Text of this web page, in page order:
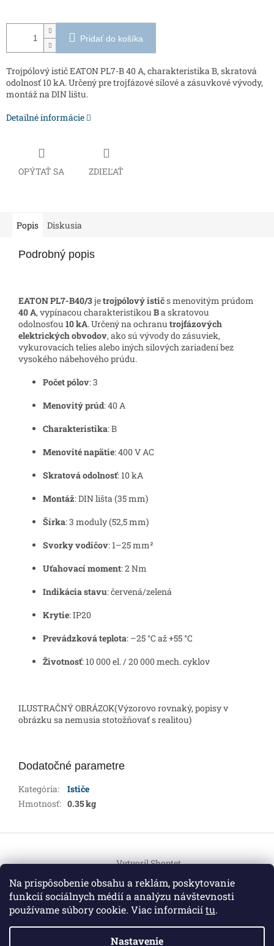
Na prispôsobenie obsahu a reklám, poskytovanie
funkcií sociálnych médií a analýzu návštevnosti
používame súbory cookie. Viac informáciítu.
Nastavenie
Pridať do košíka
Trojpólový istič EATON PL7-B 40 A, charakteristika B, skratová
odolnosť 10 kA. Určený pre trojfázové silové a zásuvkové vývody,
montáž na DIN lištu.
Detailné informácie
OPÝTAŤ SA ZDIEĽAŤ
Popis Diskusia
Podrobný popis
EATON PL7-B40/3jetrojpólový ističs menovitým prúdom
40 A, vypínacou charakteristikou Ba skratovou
odolnosťou 10 kA. Určený na ochranu trojfázových
elektrických obvodov, ako sú vývody do zásuviek,
vykurovacích telies alebo iných silových zariadení bez
vysokého nábehového prúdu.
Počet pólov: 3
Menovitý prúd: 40 A
Charakteristika: B
Menovité napätie: 400 V AC
Skratová odolnosť: 10 kA
Montáž: DIN lišta (35 mm)
Šírka: 3 moduly (52,5 mm)
Svorky vodičov: 1–25 mm²
Uťahovací moment: 2 Nm
Indikácia stavu: červená/zelená
Krytie: IP20
Prevádzková teplota: –25 °C až +55 °C
Životnosť: 10 000 el. / 20 000 mech. cyklov
ILUSTRAČNÝ OBRÁZOK(Výzorovo rovnaký, popisy v
obrázku sa nemusia stotožňovať s realitou)
Dodatočné parametre
Kategória:
Ističe
Hmotnosť: 0.35 kg
p
Vytvoril Shoptet
Copyright 2026HEMI Elektro. Všetky práva vyhradené.
Upraviť nastavenie cookies